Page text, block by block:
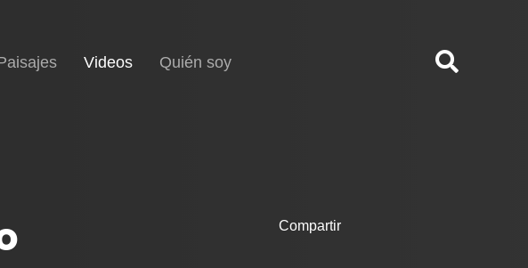
Inicio Videos(current)Quién soy
Compartir